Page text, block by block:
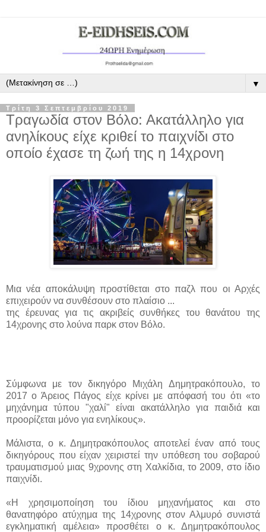
▼
Τρίτη 3 Σεπτεμβρίου 2019
Τραγωδία στον Βόλο: Ακατάλληλο για
ανηλίκους είχε κριθεί το παιχνίδι στο
οποίο έχασε τη ζωή της η 14χρονη
Μια νέα αποκάλυψη προστίθεται στο παζλ που οι Αρχές
επιχειρούν να συνθέσουν στο πλαίσιο ...
της έρευνας για τις ακριβείς συνθήκες του θανάτου της
14χρονης στο λούνα παρκ στον Βόλο.
Σύμφωνα με τον δικηγόρο Μιχάλη Δημητρακόπουλο, το
2017 ο Άρειος Πάγος είχε κρίνει με απόφασή του ότι «το
μηχάνημα τύπου "χαλί" είναι ακατάλληλο για παιδιά και
προορίζεται μόνο για ενηλίκους».
Μάλιστα, ο κ. Δημητρακόπουλος αποτελεί έναν από τους
δικηγόρους που είχαν χειριστεί την υπόθεση του σοβαρού
τραυματισμού μιας 9χρονης στη Χαλκίδια, το 2009, στο ίδιο
παιχνίδι.
«Η χρησιμοποίηση του ίδιου μηχανήματος και στο
θανατηφόρο ατύχημα της 14χρονης στον Αλμυρό συνιστά
εγκληματική αμέλεια» προσθέτει ο κ. Δημητρακόπουλος